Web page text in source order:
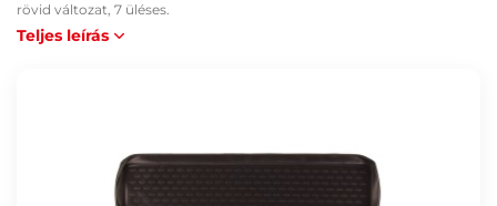
rövid változat, 7 üléses.
Teljes leírás